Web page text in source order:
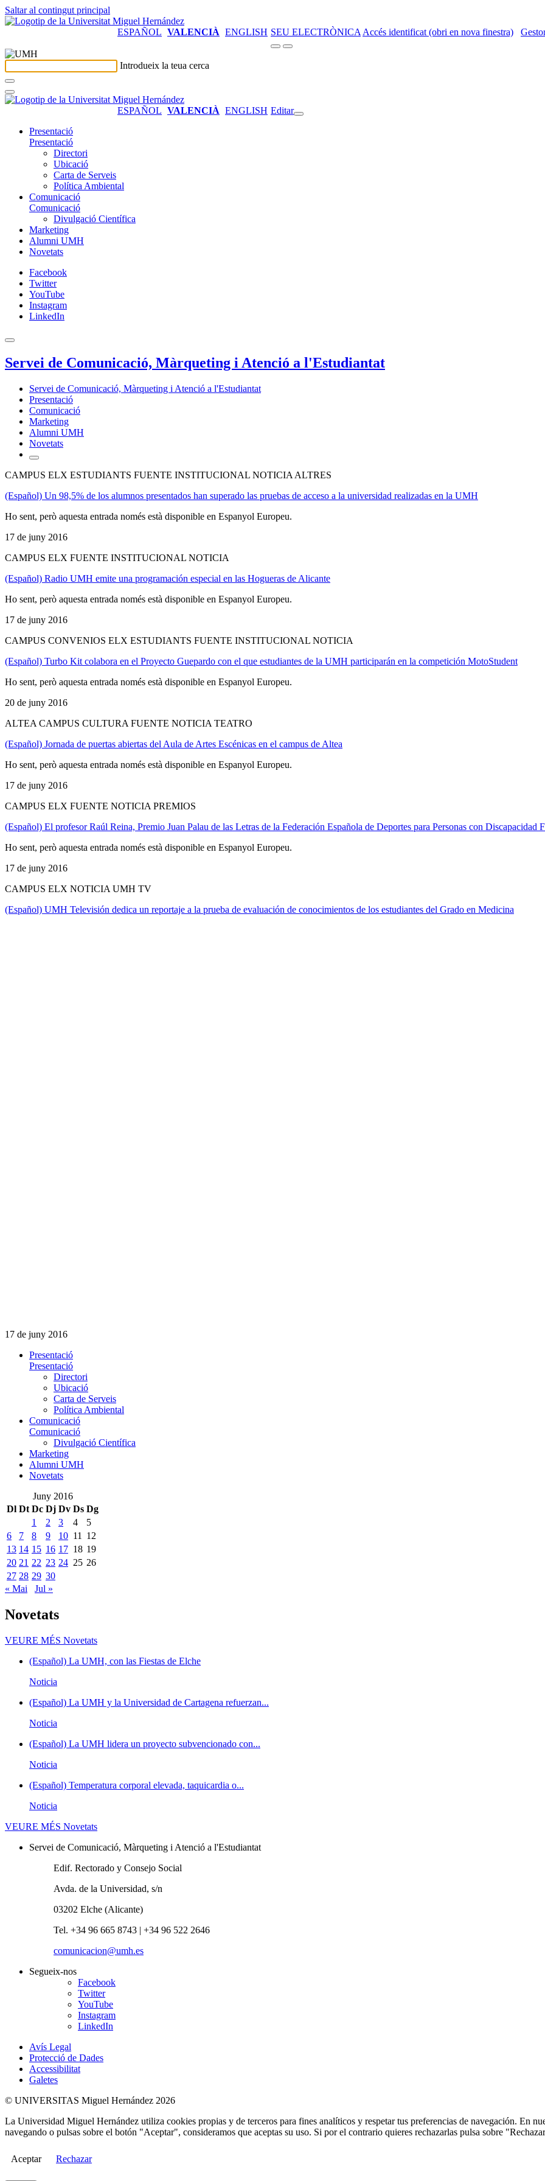
Saltar al contingut principal
ESPAÑOL VALENCIÀ ENGLISH SEU ELECTRÒNICA Accés identificat (obri en nova finestra)
Introdueix la teua cerca
ESPAÑOL VALENCIÀ ENGLISH Editar
Presentació
Presentació
Directori
Ubicació
Carta de Serveis
Política Ambiental
Comunicació
Comunicació
Divulgació Científica
Marketing
Alumni UMH
Novetats
Facebook
Twitter
YouTube
Instagram
LinkedIn
Servei de Comunicació, Màrqueting i Atenció a l'Estudiantat
Servei de Comunicació, Màrqueting i Atenció a l'Estudiantat
Presentació
Comunicació
Marketing
Alumni UMH
Novetats
CAMPUS ELX ESTUDIANTS FUENTE INSTITUCIONAL NOTICIA ALTRES
(Español) Un 98,5% de los alumnos presentados han superado las pruebas de acceso a la universidad realizadas en la UMH
Ho sent, però aquesta entrada només està disponible en Espanyol Europeu.
17 de juny 2016
CAMPUS ELX FUENTE INSTITUCIONAL NOTICIA
(Español) Radio UMH emite una programación especial en las Hogueras de Alicante
Ho sent, però aquesta entrada només està disponible en Espanyol Europeu.
17 de juny 2016
CAMPUS CONVENIOS ELX ESTUDIANTS FUENTE INSTITUCIONAL NOTICIA
(Español) Turbo Kit colabora en el Proyecto Guepardo con el que estudiantes de la UMH participarán en la competición MotoStudent
Ho sent, però aquesta entrada només està disponible en Espanyol Europeu.
20 de juny 2016
ALTEA CAMPUS CULTURA FUENTE NOTICIA TEATRO
(Español) Jornada de puertas abiertas del Aula de Artes Escénicas en el campus de Altea
Ho sent, però aquesta entrada només està disponible en Espanyol Europeu.
17 de juny 2016
CAMPUS ELX FUENTE NOTICIA PREMIOS
(Español) El profesor Raúl Reina, Premio Juan Palau de las Letras de la Federación Española de Deportes para Personas con Discapacidad
Ho sent, però aquesta entrada només està disponible en Espanyol Europeu.
17 de juny 2016
CAMPUS ELX NOTICIA UMH TV
(Español) UMH Televisión dedica un reportaje a la prueba de evaluación de conocimientos de los estudiantes del Grado en Medicina
17 de juny 2016
Presentació
Presentació
Directori
Ubicació
Carta de Serveis
Política Ambiental
Comunicació
Comunicació
Divulgació Científica
Marketing
Alumni UMH
Novetats
Juny 2016
Dl Dt Dc Dj Dv Ds Dg
1
2 3 4
5
6
7 8 9 10 11
12
13 14 15 16 17 18 19
20 21 22 23 24 25 26
27 28 29 30
« Mai
Jul »
Novetats
VEURE MÉS Novetats
(Español) La UMH, con las Fiestas de Elche
Noticia
(Español) La UMH y la Universidad de Cartagena refuerzan...
Noticia
(Español) La UMH lidera un proyecto subvencionado con...
Noticia
(Español) Temperatura corporal elevada, taquicardia o...
Noticia
VEURE MÉS Novetats
Servei de Comunicació, Màrqueting i Atenció a l'Estudiantat
Edif. Rectorado y Consejo Social
Avda. de la Universidad, s/n
03202 Elche (Alicante)
Tel. +34 96 665 8743 | +34 96 522 2646
comunicacion@umh.es
Segueix-nos
Facebook
Twitter
YouTube
Instagram
LinkedIn
Avís Legal
Protecció de Dades
Accessibilitat
Galetes
© UNIVERSITAS Miguel Hernández 2026
La Universidad Miguel Hernández utiliza cookies propias y de terceros para fines analíticos y respetar tus preferencias de navegación. En
navegando o pulsas sobre el botón "Aceptar", consideramos que aceptas su uso. Si por el contrario quieres rechazarlas pulsa sobre
Aceptar Rechazar